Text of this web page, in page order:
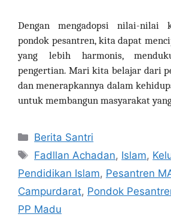
Dengan mengadopsi nilai-nilai
pondok pesantren, kita dapat
yang lebih harmonis,
pengertian. Mari kita belajar dari
dan menerapkannya dalam
untuk membangun masyarakat
Berita Santri
Fadllan Achadan, Islam,
Pendidikan Islam, Pesantren
Campurdarat, Pondok
PP Madu